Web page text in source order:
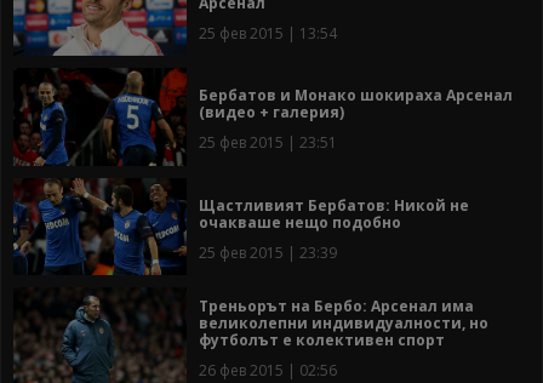
25 фев 2015 | 13:54
Бербатов и Монако шокираха Арсенал
(видео + галерия)
25 фев 2015 | 23:51
Щастливият Бербатов: Никой не
очакваше нещо подобно
25 фев 2015 | 23:39
Треньорът на Бербо: Арсенал има
великолепни индивидуалности, но
футболът е колективен спорт
26 фев 2015 | 02:56